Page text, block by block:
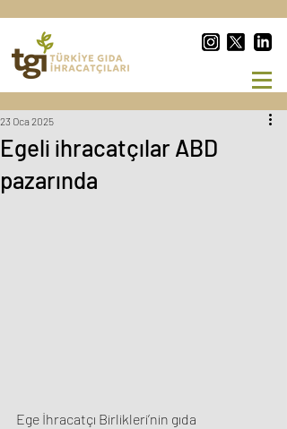
Egeli ihracatçılar ABD
pazarında
23 Oca 2025
Ege İhracatçı Birlikleri’nin gıda